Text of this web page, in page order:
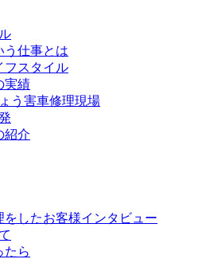
う仕事とは
フスタイル
実績
う害車修理現場
紹介
をしたお客様インタビュー
たら